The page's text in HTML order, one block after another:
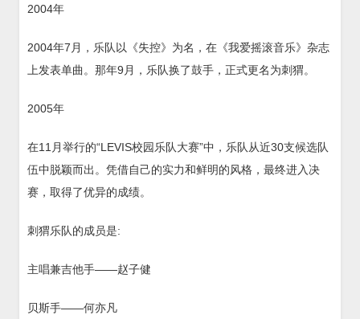
2004年
2004年7月，乐队以《失控》为名，在《我爱摇滚音乐》杂志
上发表单曲。那年9月，乐队换了鼓手，正式更名为刺猬。
2005年
在11月举行的“LEVIS校园乐队大赛”中，乐队从近30支候选队
伍中脱颖而出。凭借自己的实力和鲜明的风格，最终进入决
赛，取得了优异的成绩。
刺猬乐队的成员是:
主唱兼吉他手——赵子健
贝斯手——何亦凡